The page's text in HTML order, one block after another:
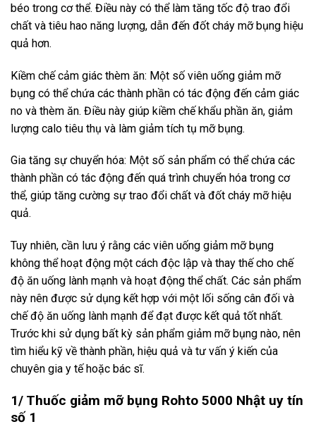
béo trong cơ thể. Điều này có thể làm tăng tốc độ trao đổi
chất và tiêu hao năng lượng, dẫn đến đốt cháy mỡ bụng hiệu
quả hơn.
Kiềm chế cảm giác thèm ăn: Một số viên uống giảm mỡ
bụng có thể chứa các thành phần có tác động đến cảm giác
no và thèm ăn. Điều này giúp kiềm chế khẩu phần ăn, giảm
lượng calo tiêu thụ và làm giảm tích tụ mỡ bụng.
Gia tăng sự chuyển hóa: Một số sản phẩm có thể chứa các
thành phần có tác động đến quá trình chuyển hóa trong cơ
thể, giúp tăng cường sự trao đổi chất và đốt cháy mỡ hiệu
quả.
Tuy nhiên, cần lưu ý rằng các viên uống giảm mỡ bụng
không thể hoạt động một cách độc lập và thay thế cho chế
độ ăn uống lành mạnh và hoạt động thể chất. Các sản phẩm
này nên được sử dụng kết hợp với một lối sống cân đối và
chế độ ăn uống lành mạnh để đạt được kết quả tốt nhất.
Trước khi sử dụng bất kỳ sản phẩm giảm mỡ bụng nào, nên
tìm hiểu kỹ về thành phần, hiệu quả và tư vấn ý kiến của
chuyên gia y tế hoặc bác sĩ.
1/ Thuốc giảm mỡ bụng Rohto 5000 Nhật uy tín
số 1